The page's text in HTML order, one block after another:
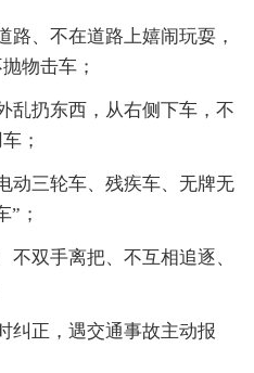
路、不在道路上嬉闹玩耍，
物击车；
乱扔东西，从右侧下车，不
；
动三轮车、残疾车、无牌无
”；
不双手离把、不互相追逐、
纠正，遇交通事故主动报